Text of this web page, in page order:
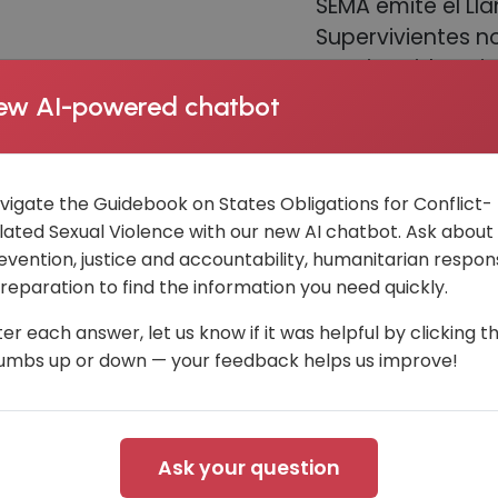
SEMA emite el
Supervivientes
propias vidas,
actos de
situación de
la acción de los
AI-powered chatbot
the Guidebook on States Obligations for Conflict-
Sexual Violence with our new AI chatbot. Ask about
justice and accountability, humanitarian
to find the information you need quickly.
each answer, let us know if it was helpful by clicking
up or down — your feedback helps us improve!
Ask your question